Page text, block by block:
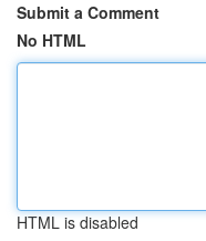
Submit a Comment
No HTML
HTML is disabled